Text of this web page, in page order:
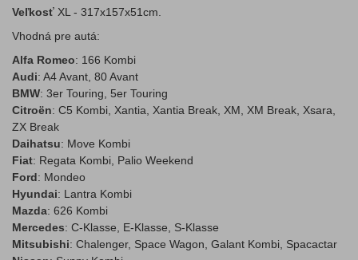
Veľkosť XL - 317x157x51cm.
Vhodná pre autá:
Alfa Romeo: 166 Kombi
Audi: A4 Avant, 80 Avant
BMW: 3er Touring, 5er Touring
Citroën: C5 Kombi, Xantia, Xantia Break, XM, XM Break, Xsara,
ZX Break
Daihatsu: Move Kombi
Fiat: Regata Kombi, Palio Weekend
Ford: Mondeo
Hyundai: Lantra Kombi
Mazda: 626 Kombi
Mercedes: C-Klasse, E-Klasse, S-Klasse
Mitsubishi: Chalenger, Space Wagon, Galant Kombi, Spacactar